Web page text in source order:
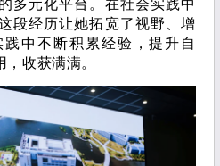
多元化平台。在社会实践中
段经历让她拓宽了视野、增
中不断积累经验，提升自
收获满满。